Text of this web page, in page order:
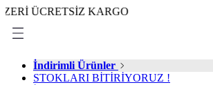
KARGO
İndirimli Ürünler
STOKLARI BİTİRİYORUZ !